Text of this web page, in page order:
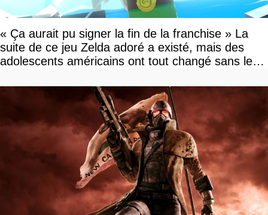
« Ça aurait pu signer la fin de la franchise » La
suite de ce jeu Zelda adoré a existé, mais des
adolescents américains ont tout changé sans le